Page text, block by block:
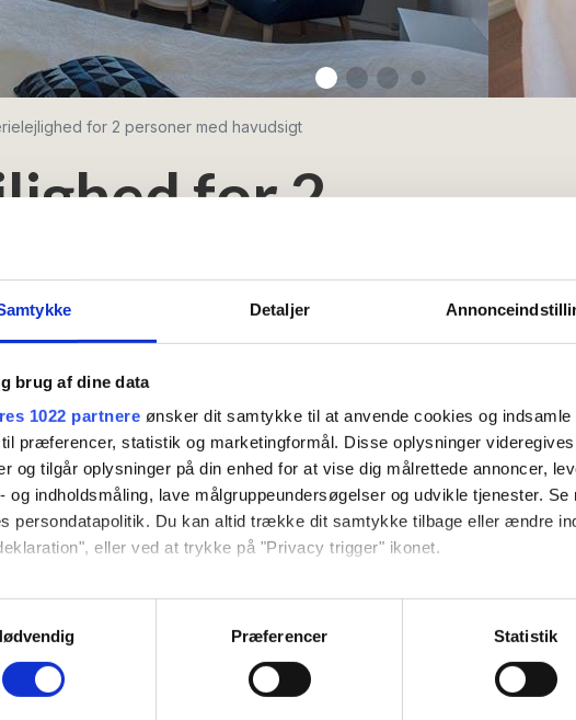
Detaljer
brug af dine data
1022 partnere ønsker dit samtykke til at anvende cookies og
præferencer, statistik og marketingformål. Disse oplysninger
og tilgår oplysninger på din enhed for at vise dig målrettede annoncer,
og indholdsmåling, lave målgruppeundersøgelser og udvikle tjenester.
persondatapolitik. Du kan altid trække dit samtykke tilbage eller ændre
eller ved at trykke på "Privacy trigger" ikonet.
det, vil vi også gerne:
præcise oplysninger om din placering, der kan være nøjagtig inden
Identificere din enhed baseret på en scanning af dens unikke karakteristika
anvendes på hele websitet.
Præferencer Statistik
for 2 personer med havudsigt
for 2
med havudsigt
og havudsigt
kombineret sove- og opholdsværelse med tv,
køleskab, lille frostbox, microovn, el-kogekedel og
Egen terrasse med havemøbler.